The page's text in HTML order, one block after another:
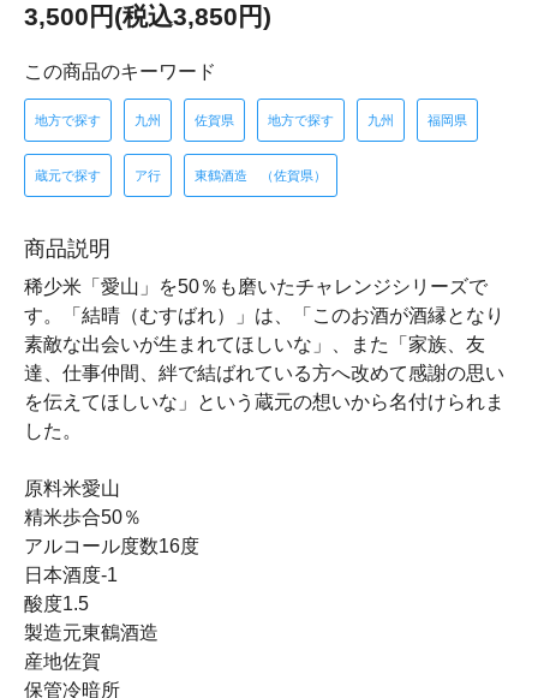
3,500円(税込3,850円)
この商品のキーワード
地方で探す 九州 佐賀県 地方で探す 九州 福岡県
蔵元で探す ア行 東鶴酒造 （佐賀県）
商品説明
稀少米「愛山」を50％も磨いたチャレンジシリーズで
す。「結晴（むすばれ）」は、「このお酒が酒縁となり
素敵な出会いが生まれてほしいな」、また「家族、友
達、仕事仲間、絆で結ばれている方へ改めて感謝の思い
を伝えてほしいな」という蔵元の想いから名付けられま
した。
原料米愛山
精米歩合50％
アルコール度数16度
日本酒度-1
酸度1.5
製造元東鶴酒造
産地佐賀
保管冷暗所